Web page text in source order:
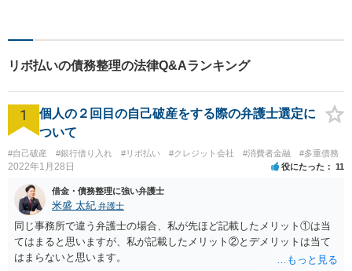
リボ払いの債務整理の法律Q&Aランキング
1
個人の２回目の自己破産をする際の弁護士選定に
ついて
#自己破産 #銀行借り入れ #リボ払い #クレジット会社 #消費者金融 #多重債務
2022年1月28日 役にたった 11
借金・債務整理に強い弁護士
米盛 太紀 弁護士
同じ事務所で違う弁護士の場合、私が先ほど記載したメリット①は当
てはまると思いますが、私が記載したメリット②とデメリットは当て
はまらないと思います。